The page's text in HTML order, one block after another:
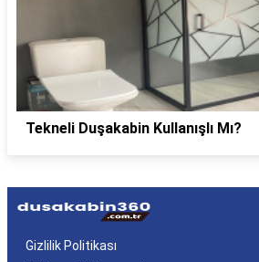
Tekneli Duşakabin Kullanışlı Mı?
Gizlilik Politikası